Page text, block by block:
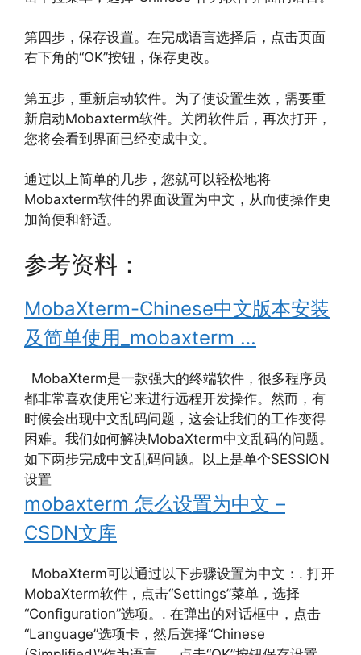
第四步，保存设置。在完成语言选择后，点击页面
右下角的“OK”按钮，保存更改。
第五步，重新启动软件。为了使设置生效，需要重
新启动Mobaxterm软件。关闭软件后，再次打开，
您将会看到界面已经变成中文。
通过以上简单的几步，您就可以轻松地将
Mobaxterm软件的界面设置为中文，从而使操作更
加简便和舒适。
参考资料：
MobaXterm-Chinese中文版本安装
及简单使用_mobaxterm …
MobaXterm是一款强大的终端软件，很多程序员
都非常喜欢使用它来进行远程开发操作。然而，有
时候会出现中文乱码问题，这会让我们的工作变得
困难。我们如何解决MobaXterm中文乱码的问题。
如下两步完成中文乱码问题。以上是单个SESSION
设置
mobaxterm 怎么设置为中文 –
CSDN文库
MobaXterm可以通过以下步骤设置为中文：. 打开
MobaXterm软件，点击“Settings”菜单，选择
“Configuration”选项。. 在弹出的对话框中，点击
“Language”选项卡，然后选择“Chinese